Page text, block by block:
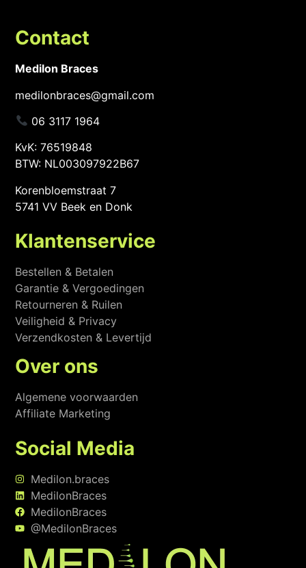
Contact
Medilon Braces
medilonbraces@gmail.com
06 3117 1964
KvK: 76519848
BTW: NL003097922B67
Korenbloemstraat 7
5741 VV Beek en Donk
Klantenservice
Bestellen & Betalen
Garantie & Vergoedingen
Retourneren & Ruilen
Veiligheid & Privacy
Verzendkosten & Levertijd
Over ons
Algemene voorwaarden
Affiliate Marketing
Social Media
Medilon.braces
MedilonBraces
MedilonBraces
@MedilonBraces